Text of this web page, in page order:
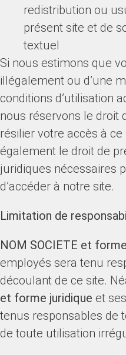
redistribution ou
présent site et de
textuel
Si nous estimons que
illégalement ou d’une
conditions d’utilisation
nous réservons le droit
résilier votre accès à
également le droit de
juridiques nécessaires
d’accéder à notre site.
Limitation de
NOM SOCIETE et
employés sera tenu
découlant de ce site.
et forme juridique et
tenus responsables de
de toute utilisation